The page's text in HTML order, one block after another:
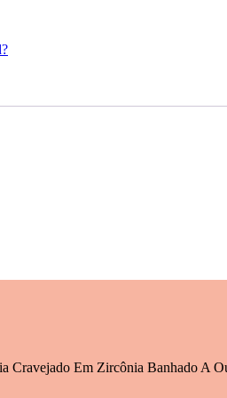
Cravejado Em Zircônia Banhado A